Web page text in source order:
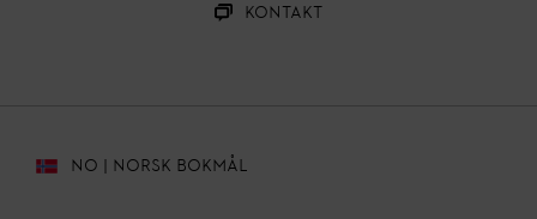
Kontakt
NO | NORSK BOKMÅL